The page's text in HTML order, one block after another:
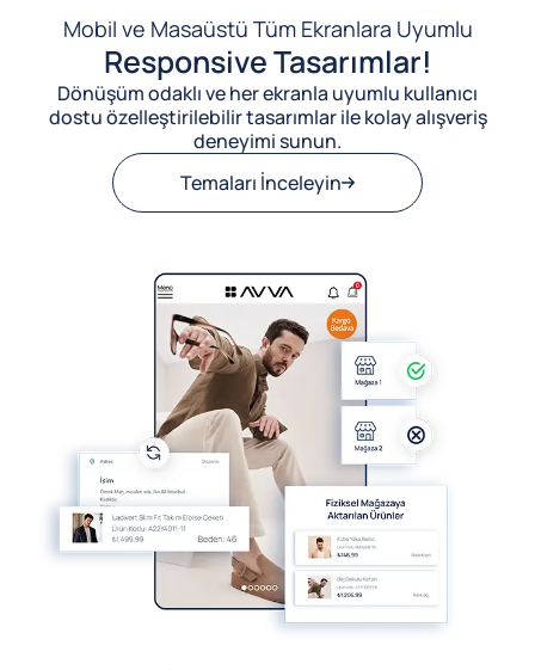
Mobil ve Masaüstü Tüm Ekranlara Uyumlu
Responsive Tasarımlar!
Dönüşüm odaklı ve her ekranla uyumlu kullanıcı
dostu özelleştirilebilir tasarımlar ile kolay alışveriş
deneyimi sunun.
Temaları İnceleyin